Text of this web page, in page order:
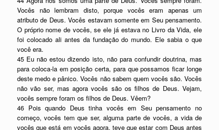
Vocês não lembram disto, porque vocês eram apenas um
atributo de Deus. Vocês estavam somente em Seu pensamento.
O próprio nome de vocês, se ele já estava no Livro da Vida, ele
foi colocado ali antes da fundação do mundo. Ele sabia o que
você era.
45 Eu não estou dizendo isto, não para confundir doutrina, mas
para coloca-la em posição certa, para que possamos ficar longe
deste medo e pânico. Vocês não sabem quem vocês são. Vocês
não vão ser, mas agora vocês são os filhos de Deus. Vejam,
vocês sempre foram os filhos de Deus. Vêem?
46 Pois quando Deus tinha vocês em Seu pensamento no
começo, vocês tem que ser, alguma parte de vocês, a vida de
vocês que está em vocês agora, teve que estar com Deus antes